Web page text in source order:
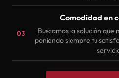
03
Comodidad en
Buscamos la solución
poniendo siempre tu